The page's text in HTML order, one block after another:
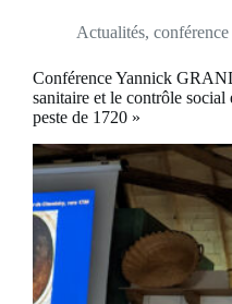
Actualités, conférence
Conférence Yannick
sanitaire et le contrôle social
peste de 1720 »